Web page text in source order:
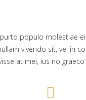
populo molestiae
vivendo sit, vel in
at mei, ius no